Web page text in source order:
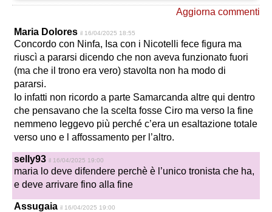
Aggiorna commenti
Maria Dolores il 16/04/2025 18:55
Concordo con Ninfa, Isa con i Nicotelli fece figura ma
riuscì a pararsi dicendo che non aveva funzionato fuori
(ma che il trono era vero) stavolta non ha modo di
pararsi.
Io infatti non ricordo a parte Samarcanda altre qui dentro
che pensavano che la scelta fosse Ciro ma verso la fine
nemmeno leggevo più perché c’era un esaltazione totale
verso uno e l affossamento per l’altro.
selly93 il 16/04/2025 19:00
maria lo deve difendere perchè è l’unico tronista che ha,
e deve arrivare fino alla fine
Assugaia il 16/04/2025 19:00